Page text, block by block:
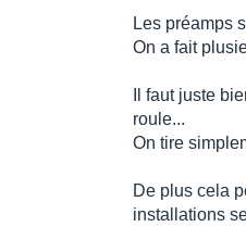
Les préamps
On a fait
Il faut juste
roule...
On tire
De plus cela
installations